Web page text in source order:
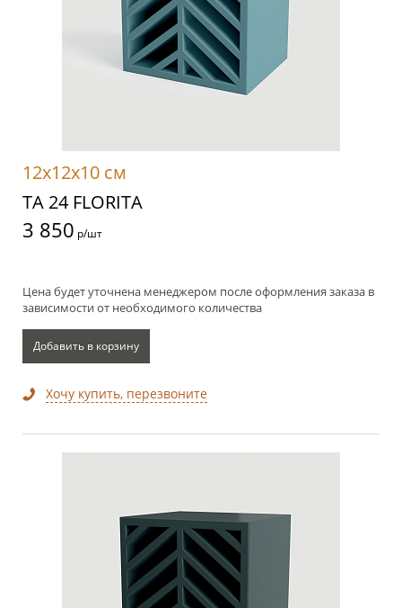
12x12x10 см
TA 24 FLORITA
3 850 р/шт
Цена будет уточнена менеджером после оформления заказа в
зависимости от необходимого количества
Добавить в корзину
Хочу купить, перезвоните